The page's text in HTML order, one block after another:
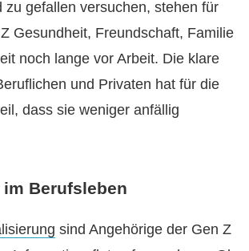
zu gefallen versuchen, stehen für
Gesundheit, Freundschaft, Familie
noch lange vor Arbeit. Die klare
und Privaten hat für die
dass sie weniger anfällig
Berufsleben
sind Angehörige der Gen Z